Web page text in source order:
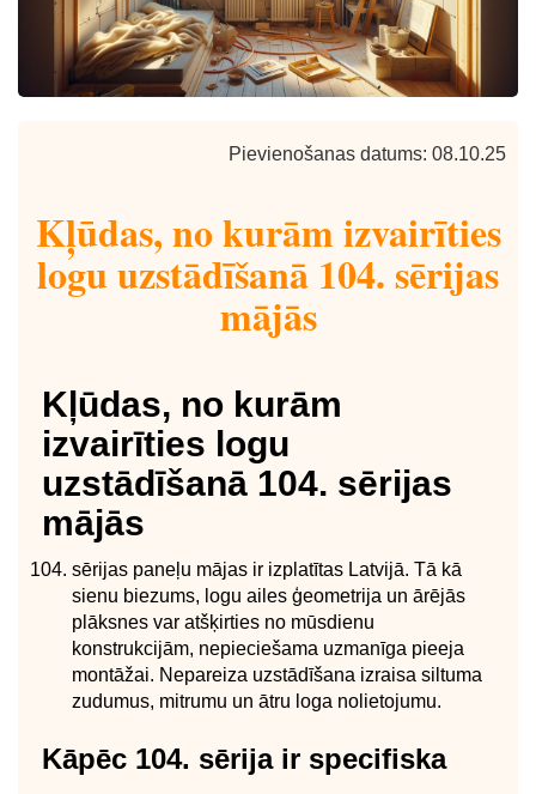
Pievienošanas datums: 08.10.25
Kļūdas, no kurām izvairīties
logu uzstādīšanā 104. sērijas
mājās
Kļūdas, no kurām
izvairīties logu
uzstādīšanā 104. sērijas
mājās
sērijas paneļu mājas ir izplatītas Latvijā. Tā kā
sienu biezums, logu ailes ģeometrija un ārējās
plāksnes var atšķirties no mūsdienu
konstrukcijām, nepieciešama uzmanīga pieeja
montāžai. Nepareiza uzstādīšana izraisa siltuma
zudumus, mitrumu un ātru loga nolietojumu.
Kāpēc 104. sērija ir specifiska